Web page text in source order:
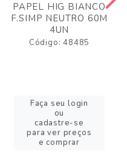
PAPEL HIG BIANCO
F.SIMP NEUTRO 60M
4UN
Código: 48485
Faça seu login
ou
cadastre-se
para ver preços
e comprar